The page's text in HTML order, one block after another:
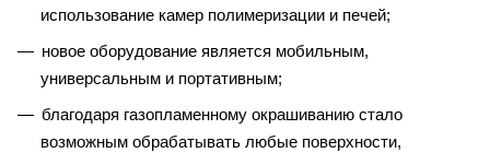
использование камер полимеризации и печей;
новое оборудование является мобильным,
универсальным и портативным;
благодаря газопламенному окрашиванию стало
возможным обрабатывать любые поверхности,